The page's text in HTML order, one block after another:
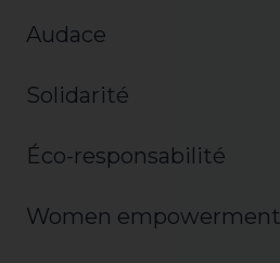
Audace
Solidarité
Éco-responsabilité
Women empowerment